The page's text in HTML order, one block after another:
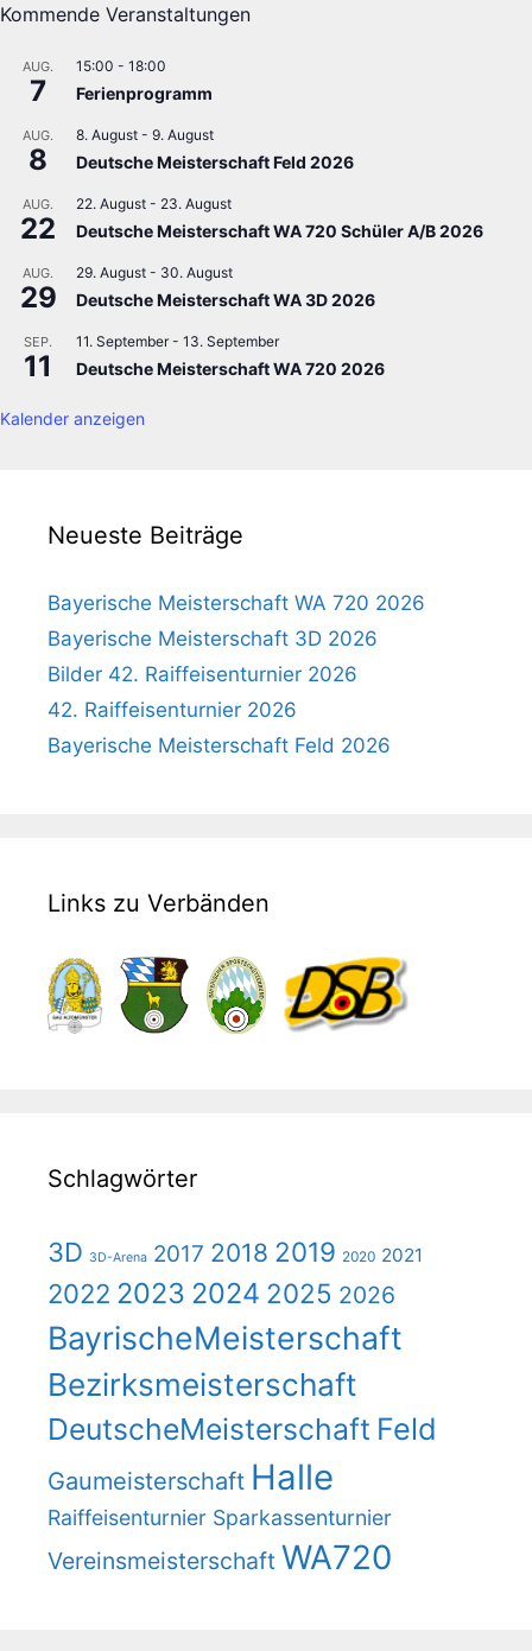
Kommende Veranstaltungen
AUG.
7
15:00 - 18:00
Ferienprogramm
AUG.
8
8. August - 9. August
Deutsche Meisterschaft Feld 2026
AUG.
22
22. August - 23. August
Deutsche Meisterschaft WA 720 Schüler A/B 2026
AUG.
29
29. August - 30. August
Deutsche Meisterschaft WA 3D 2026
SEP.
11
11. September- 13. September
Deutsche Meisterschaft WA 720 2026
Kalender anzeigen
Neueste Beiträge
Bayerische Meisterschaft WA 720 2026
Bayerische Meisterschaft 3D 2026
Bilder 42. Raiffeisenturnier 2026
42. Raiffeisenturnier 2026
Bayerische Meisterschaft Feld 2026
Links zu Verbänden
Schlagwörter
3D 3D-Arena 2017 2018 2019 2020 2021
2022 2023 2024 2025 2026
BayrischeMeisterschaft
Bezirksmeisterschaft
DeutscheMeisterschaft Feld
Gaumeisterschaft Halle
Raiffeisenturnier Sparkassenturnier
Vereinsmeisterschaft WA720